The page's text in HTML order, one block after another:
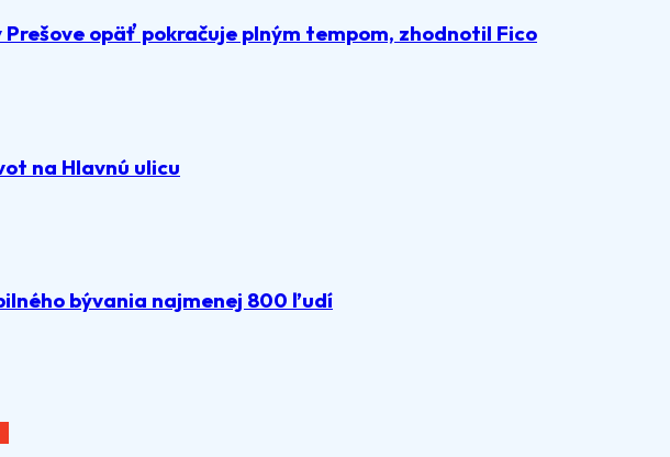
opäť pokračuje plným tempom, zhodnotil Fico
na Hlavnú ulicu
bývania najmenej 800 ľudí